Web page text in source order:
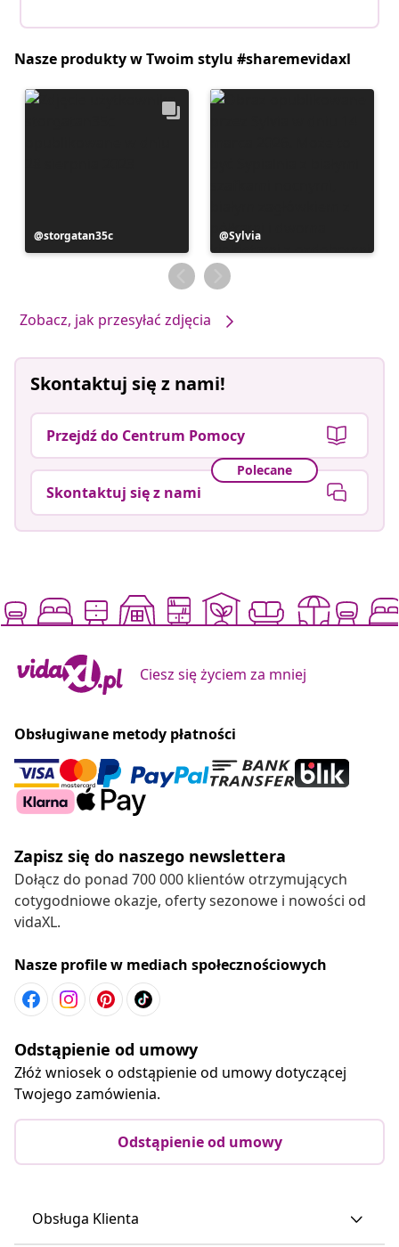
Nasze produkty w Twoim stylu #sharemevidaxl
Post
opublikowany
storgatan35c
Post
opublikowany
przez
Sylvia
Zobacz, jak przesyłać zdjęcia
Skontaktuj się z nami!
Przejdź do Centrum Pomocy
Polecane
Skontaktuj się z nami
Ciesz się życiem za mniej
Obsługiwane metody płatności
Zapisz się do naszego newslettera
Dołącz do ponad 700 000 klientów otrzymujących
cotygodniowe okazje, oferty sezonowe i nowości od
vidaXL.
Nasze profile w mediach społecznościowych
Odstąpienie od umowy
Złóż wniosek o odstąpienie od umowy dotyczącej
Twojego zamówienia.
Odstąpienie od umowy
Obsługa Klienta